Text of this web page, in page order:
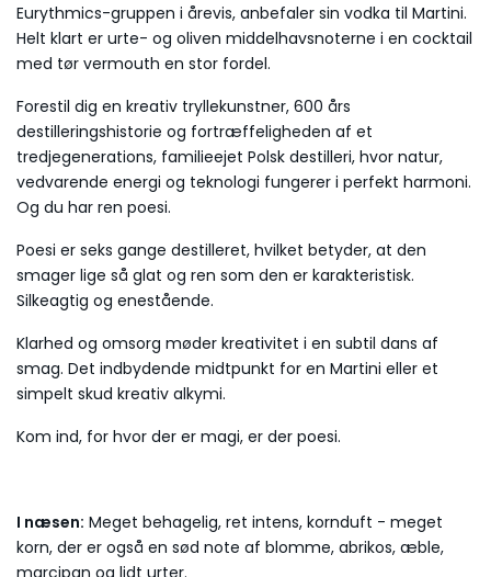
Eurythmics-gruppen i årevis, anbefaler sin vodka til Martini.
Helt klart er urte- og oliven middelhavsnoterne i en cocktail
med tør vermouth en stor fordel.
Forestil dig en kreativ tryllekunstner, 600 års
destilleringshistorie og fortræffeligheden af ​​et
tredjegenerations, familieejet Polsk destilleri, hvor natur,
vedvarende energi og teknologi fungerer i perfekt harmoni.
Og du har ren poesi.
Poesi er seks gange destilleret, hvilket betyder, at den
smager lige så glat og ren som den er karakteristisk.
Silkeagtig og enestående.
Klarhed og omsorg møder kreativitet i en subtil dans af
smag. Det indbydende midtpunkt for en Martini eller et
simpelt skud kreativ alkymi.
Kom ind, for hvor der er magi, er der poesi.
I næsen: Meget behagelig, ret intens, kornduft - meget
korn, der er også en sød note af blomme, abrikos, æble,
marcipan og lidt urter.